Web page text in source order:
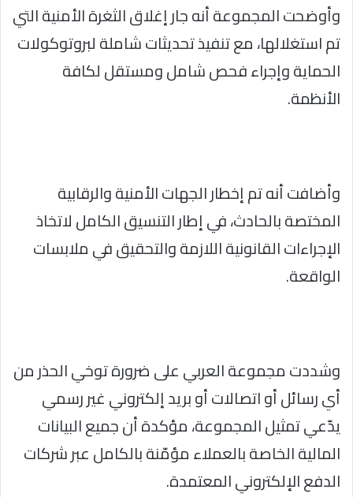
وأوضحت المجموعة أنه جار إغلاق الثغرة الأمنية التي
تم استغلالها، مع تنفيذ تحديثات شاملة لبروتوكولات
الحماية وإجراء فحص شامل ومستقل لكافة
الأنظمة.
وأضافت أنه تم إخطار الجهات الأمنية والرقابية
المختصة بالحادث، في إطار التنسيق الكامل لاتخاذ
الإجراءات القانونية اللازمة والتحقيق في ملابسات
الواقعة.
وشددت مجموعة العربي على ضرورة توخي الحذر من
أي رسائل أو اتصالات أو بريد إلكتروني غير رسمي
يدّعي تمثيل المجموعة، مؤكدة أن جميع البيانات
المالية الخاصة بالعملاء مؤمّنة بالكامل عبر شركات
الدفع الإلكتروني المعتمدة.